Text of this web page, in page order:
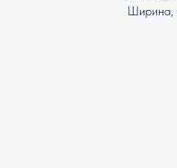
Ширина,